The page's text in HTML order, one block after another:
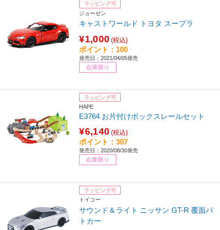
ラッピング可
ジョーゼン
キャストワールド トヨタ スープラ
¥1,000 (税込)
ポイント：100
発売日：2021/04/05発売
在庫限り
ラッピング可
HAPE
E3764 お片付けボックスレールセット
¥6,140 (税込)
ポイント：307
発売日：2020/08/30発売
在庫限り
ラッピング可
トイコー
サウンド＆ライト ニッサン GT-R 覆面パ
トカー